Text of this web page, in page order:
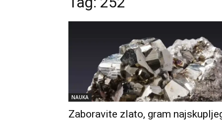
NAUKA
Zaboravite zlato, gram